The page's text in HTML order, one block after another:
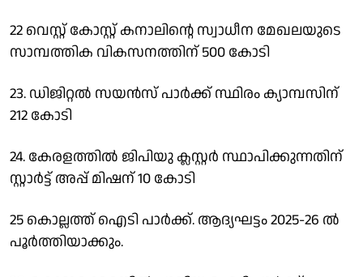
22 വെസ്റ്റ് കോസ്റ്റ് കനാലിന്റെ സ്വാധീന മേഖലയുടെ
സാമ്പത്തിക വികസനത്തിന് 500 കോടി
23. ഡിജിറ്റല്‍ സയന്‍സ് പാര്‍ക്ക് സ്ഥിരം ക്യാമ്പസിന്
212 കോടി
24. കേരളത്തില്‍ ജിപിയു ക്ലസ്റ്റര്‍ സ്ഥാപിക്കുന്നതിന്
സ്റ്റാര്‍ട്ട് അപ്പ് മിഷന് 10 കോടി
25 കൊല്ലത്ത് ഐടി പാര്‍ക്ക്. ആദ്യഘട്ടം 2025-26 ല്‍
പൂര്‍ത്തിയാക്കും.